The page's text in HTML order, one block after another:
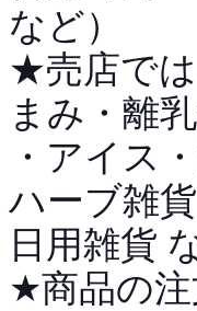
など）
★売店で
まみ・離
・アイス
ハーブ雑貨
日用雑貨
★商品の注